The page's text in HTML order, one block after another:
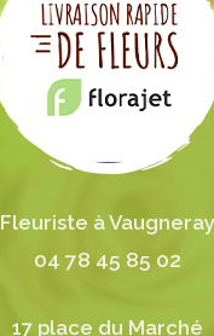
Fleuriste à Vaugneray
04 78 45 85 02
17 place du Marché